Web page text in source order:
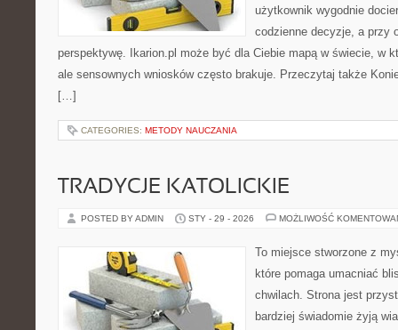
użytkownik wygodnie
codzienne decyzje, a przy
perspektywę. Ikarion.pl może być dla Ciebie mapą w świecie, w
ale sensownych wniosków często brakuje. Przeczytaj także
[…]
CATEGORIES: METODY NAUCZANIA
TRADYCJE KATOLICKIE
POSTED BY ADMIN STY - 29 - 2026 MOŻLIWOŚĆ
To miejsce stworzone z
które pomaga umacniać
chwilach. Strona jest
bardziej świadomie żyją